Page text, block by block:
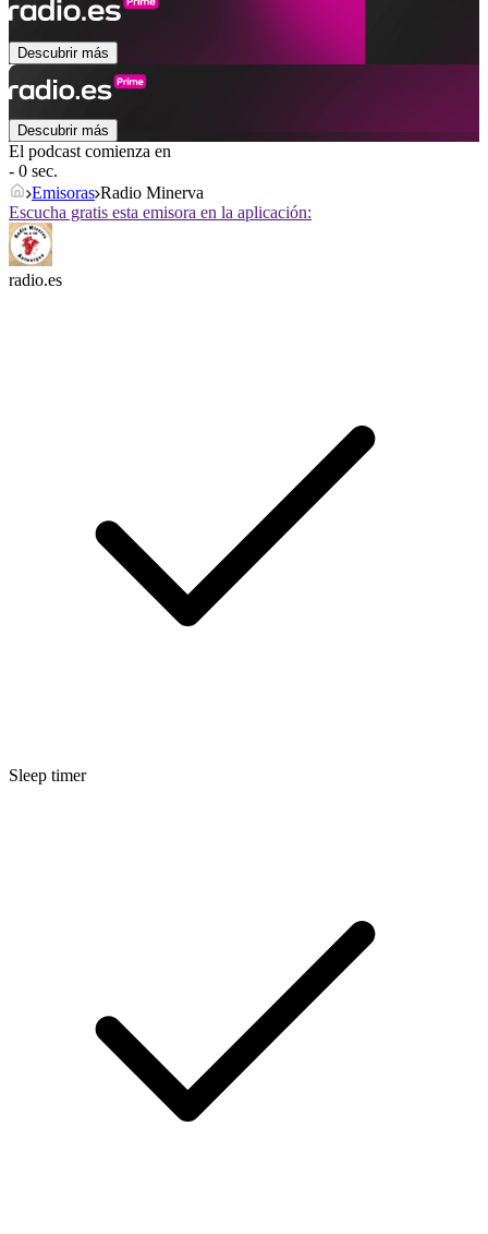
Descubrir más
Descubrir más
El podcast comienza en
- 0 sec.
Emisoras Radio Minerva
Escucha gratis esta emisora en la aplicación:
radio.es
Sleep timer